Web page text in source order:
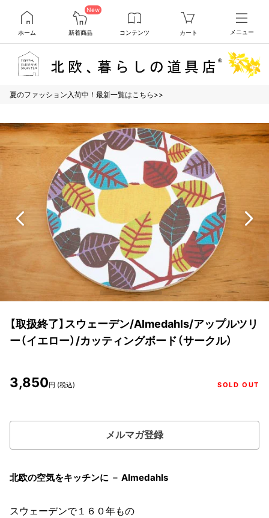
ホーム
New
新着商品 コンテンツ カート メニュー
夏のファッション入荷中！最新一覧はこちら>>
【取扱終了】スウェーデン/Almedahls/アップルツリ
ー（イエロー）/カッティングボード（サークル）
3,850円 (税込) SOLD OUT
メルマガ登録
北欧の空気をキッチンに － Almedahls
スウェーデンで１６０年もの